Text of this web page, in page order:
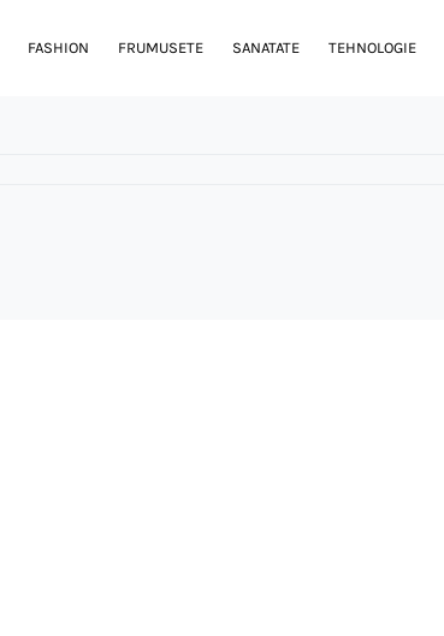
FASHION FRUMUSETE SANATATE TEHNOLOGIE